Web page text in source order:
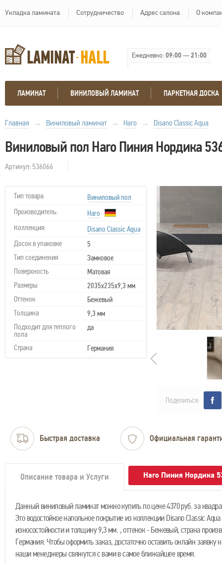
Укладка ламината Сотрудничество Адрес салона О
Ежедневно:09:00—21:00
ЛАМИНАТ ВИНИЛОВЫЙ ЛАМИНАТ ПАРКЕТНАЯ ДОСКА
Главная → Виниловый ламинат → Haro → Disano Classic Aqua
Виниловый пол Haro Пиния Нордика
Артикул: 536066
Тип товара:
Виниловый пол
Производитель:
Haro
Коллекция:
Disano Classic Aqua
Досок в упаковке
5
Тип соединения
Замковое
Поверхность
Матовая
Размеры
2035x235x9,3 мм
Оттенок
Бежевый
Толщина
9,3 мм
Подходит для теплого
пола
да
Страна Германия
Поделиться:
Быстрая доставка Официальная
Описание товара и Услуги Haro Пиния Нордика
Данный виниловый ламинат можно купить по цене 4370 руб. за
Это водостойкое напольное покрытие из коллекции Disano Classic
износостойкости и толщину 9,3 мм. , оттенок - Бежевый, страна
Германия. Чтобы оформить заказ, достаточно оставить онлайн заявку
наши менеджеры свяжутся с вами в самое ближайшее время.